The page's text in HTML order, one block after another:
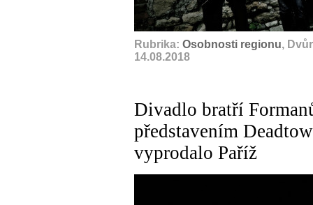
Rubrika: Osobnosti regionu,
14.08.2018
Divadlo bratří
představením
vyprodalo Paříž